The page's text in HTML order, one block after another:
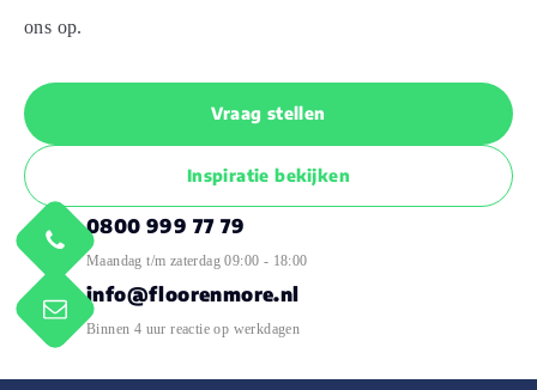
ons op.
Vraag stellen
Inspiratie bekijken
0800 999 77 79
Maandag t/m zaterdag 09:00 - 18:00
info@floorenmore.nl
Binnen 4 uur reactie op werkdagen